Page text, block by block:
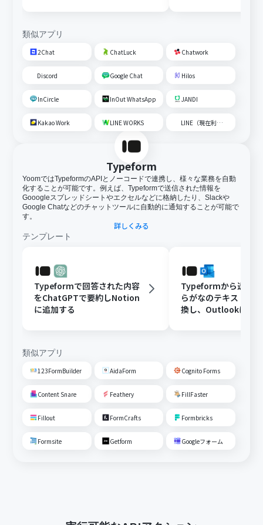
類似アプリ
2Chat ChatLuck Chatwork
Discord Google Chat Hilos
InCircle InOut WhatsApp JANDI
Kakao Work LINE WORKS LINE（現在利用不可）
Typeform
YoomではTypeformのAPIとノーコードで連携し、様々な業務を自動
化することが可能です。例えば、Typeformで送信された情報を
Gooogleスプレッドシートやエクセルなどに格納したり、Slackや
Google Chatなどのチャットツールに自動的に通知することが可能で
す。
詳しくみる
テンプレート
Typeformで回答された内容
をChatGPTで要約しNotion
に追加する
Typeformから送信
らがなのテキストを
換し、Outlookに通
類似アプリ
123FormBuilder AidaForm Cognito Forms
Content Snare Feathery FillFaster
Fillout FormCrafts Formbricks
Formsite Getform Googleフォーム